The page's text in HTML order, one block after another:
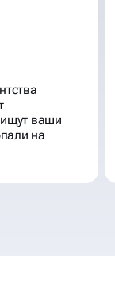
ищут ваши
на